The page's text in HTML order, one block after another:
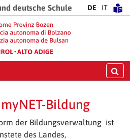
deutsche Schule DE IT
Bildung
der Bildungsverwaltung ist
des Landes,